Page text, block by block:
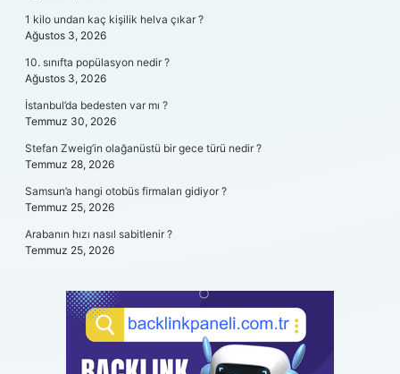
1 kilo undan kaç kişilik helva çıkar ?
Ağustos 3, 2026
10. sınıfta popülasyon nedir ?
Ağustos 3, 2026
İstanbul’da bedesten var mı ?
Temmuz 30, 2026
Stefan Zweig’in olağanüstü bir gece türü nedir ?
Temmuz 28, 2026
Samsun’a hangi otobüs firmaları gidiyor ?
Temmuz 25, 2026
Arabanın hızı nasıl sabitlenir ?
Temmuz 25, 2026